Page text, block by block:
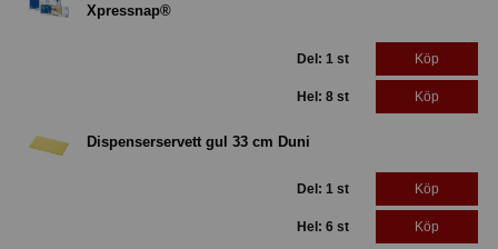
Xpressnap®
Del: 1 st Köp
Hel: 8 st Köp
Dispenserservett gul 33 cm Duni
Del: 1 st Köp
Hel: 6 st Köp